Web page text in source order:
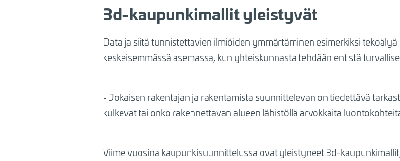
3d-kaupunkimallit yleistyvät
Data ja siitä tunnistettavien ilmiöiden ymmärtäminen esimerkiksi
keskeisemmässä asemassa, kun yhteiskunnasta tehdään entistä
- Jokaisen rakentajan ja rakentamista suunnittelevan on tiedettävä
kulkevat tai onko rakennettavan alueen lähistöllä arvokkaita
Viime vuosina kaupunkisuunnittelussa ovat yleistyneet 3d-